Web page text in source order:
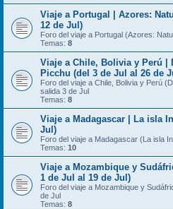
Viaje a Portugal | Azores:
12 de Jul)
Foro del viaje a Portugal (Azores:
Temas: 8
Viaje a Chile, Bolivia y Perú |
Picchu (del 3 de Jul al 26 de
Foro del viaje a Chile, Bolivia y Perú
salida 3 de Jul
Temas: 8
Viaje a Madagascar | La isla
Jul)
Foro del viaje a Madagascar (La isla
Temas: 10
Viaje a Mozambique y
1 de Jul al 19 de Jul)
Foro del viaje a Mozambique y
de Jul
Temas: 8